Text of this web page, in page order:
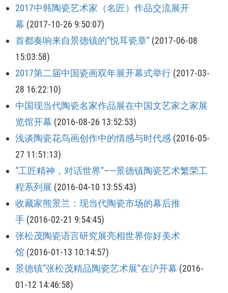
2017中韩陶瓷艺术家（名匠）作品交流展开
幕 (2017-10-26 9:50:07)
首都奏响来自景德镇的“悦耳瓷章” (2017-06-08
15:03:58)
2017第二届中国瓷画双年展开幕式举行 (2017-03-
28 16:22:10)
中国现当代陶瓷名家作品展在中国文艺家之家展
览馆开幕 (2016-08-26 13:52:53)
浅谈陶瓷花鸟画创作中的情感与时代感 (2016-05-
27 11:51:13)
“工匠精神，对话世界”——景德镇陶瓷艺术繁荣工
程系列展 (2016-04-10 13:55:43)
收藏家熊景兰：现当代陶瓷市场的幕后推
手 (2016-02-21 9:54:45)
张松茂陶瓷语言研究展亮相世界你好美术
馆 (2016-01-13 10:14:57)
景德镇“张松茂精品陶瓷艺术展”在沪开幕 (2016-
01-12 14:46:58)